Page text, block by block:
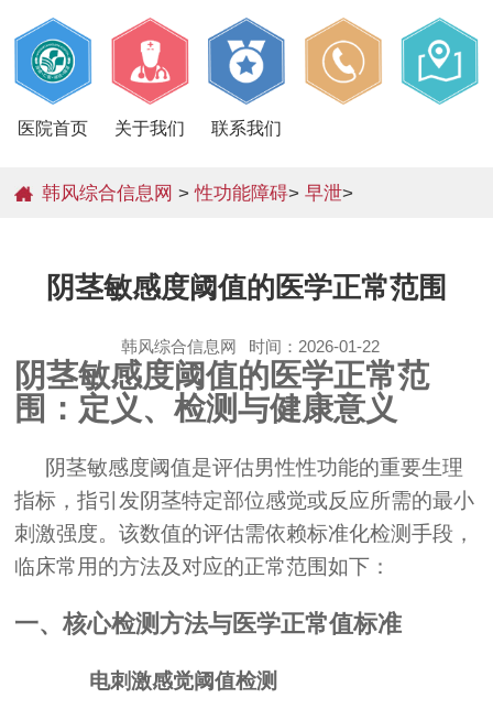
医院首页 关于我们 联系我们
韩风综合信息网 >性功能障碍>早泄>
阴茎敏感度阈值的医学正常范围
韩风综合信息网 时间：2026-01-22
阴茎敏感度阈值的医学正常范
围：定义、检测与健康意义
阴茎敏感度阈值是评估男性性功能的重要生理
指标，指引发阴茎特定部位感觉或反应所需的最小
刺激强度。该数值的评估需依赖标准化检测手段，
临床常用的方法及对应的正常范围如下：
一、核心检测方法与医学正常值标准
电刺激感觉阈值检测